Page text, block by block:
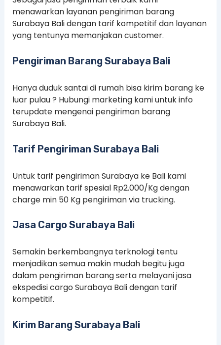
menawarkan layanan pengiriman barang
Surabaya Bali dengan tarif kompetitif dan layanan
yang tentunya memanjakan customer.
Pengiriman Barang Surabaya Bali
Hanya duduk santai di rumah bisa kirim barang ke
luar pulau ? Hubungi marketing kami untuk info
terupdate mengenai pengiriman barang
Surabaya Bali.
Tarif Pengiriman Surabaya Bali
Untuk tarif pengiriman Surabaya ke Bali kami
menawarkan tarif spesial Rp2.000/Kg dengan
charge min 50 Kg pengiriman via trucking.
Jasa Cargo Surabaya Bali
Semakin berkembangnya terknologi tentu
menjadikan semua makin mudah begitu juga
dalam pengiriman barang serta melayani jasa
ekspedisi cargo Surabaya Bali dengan tarif
kompetitif.
Kirim Barang Surabaya Bali